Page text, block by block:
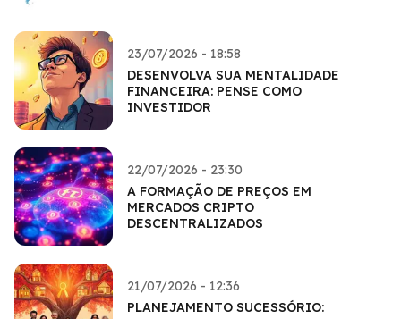
23/07/2026 - 18:58
DESENVOLVA SUA MENTALIDADE
FINANCEIRA: PENSE COMO
INVESTIDOR
22/07/2026 - 23:30
A FORMAÇÃO DE PREÇOS EM
MERCADOS CRIPTO
DESCENTRALIZADOS
21/07/2026 - 12:36
PLANEJAMENTO SUCESSÓRIO: